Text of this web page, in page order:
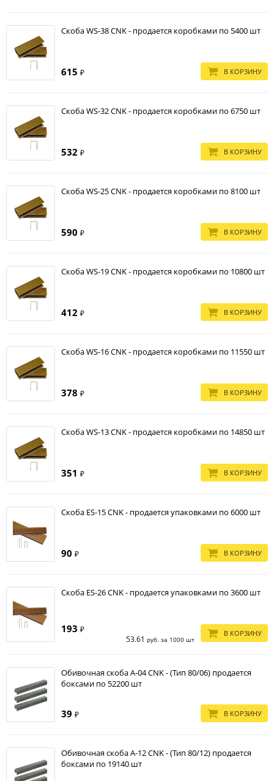
Скоба WS-38 CNK - продается коробками по 5400 шт
615 ₽ В КОРЗИНУ
Скоба WS-32 CNK - продается коробками по 6750 шт
532 ₽ В КОРЗИНУ
Скоба WS-25 CNK - продается коробками по 8100 шт
590 ₽ В КОРЗИНУ
Скоба WS-19 CNK - продается коробками по 10800 шт
412 ₽ В КОРЗИНУ
Скоба WS-16 CNK - продается коробками по 11550 шт
378 ₽ В КОРЗИНУ
Скоба WS-13 CNK - продается коробками по 14850 шт
351 ₽ В КОРЗИНУ
Скоба ES-15 CNK - продается упаковками по 6000 шт
90 ₽ В КОРЗИНУ
Скоба ES-26 CNK - продается упаковками по 3600 шт
53.61 руб. за 1000 шт
193 ₽ В КОРЗИНУ
Обивочная скоба A-04 CNK - (Тип 80/06) продается
боксами по 52200 шт
39 ₽ В КОРЗИНУ
Обивочная скоба A-12 CNK - (Тип 80/12) продается
боксами по 19140 шт